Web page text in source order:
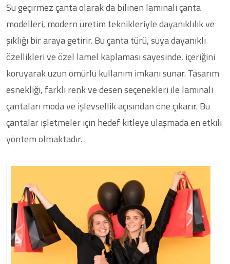
Su geçirmez çanta olarak da bilinen laminali çanta
modelleri, modern üretim teknikleriyle dayanıklılık ve
şıklığı bir araya getirir. Bu çanta türü, suya dayanıklı
özellikleri ve özel lamel kaplaması sayesinde, içeriğini
koruyarak uzun ömürlü kullanım imkanı sunar. Tasarım
esnekliği, farklı renk ve desen seçenekleri ile laminali
çantaları moda ve işlevsellik açısından öne çıkarır. Bu
çantalar işletmeler için hedef kitleye ulaşmada en etkili
yöntem olmaktadır.